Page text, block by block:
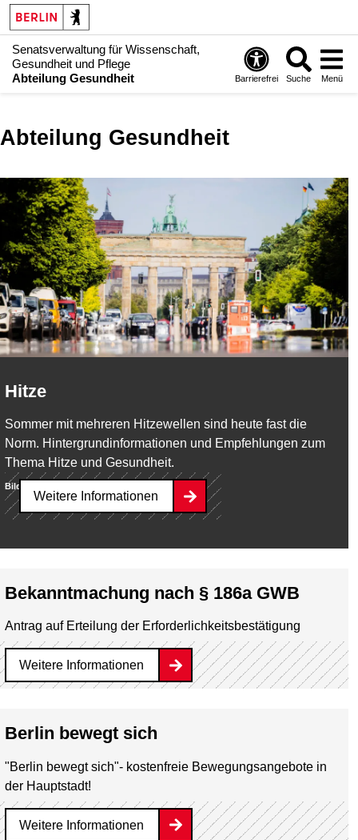
Senatsverwaltung für Wissenschaft,
Gesundheit und Pflege
Abteilung Gesundheit
Barrierefrei Suche Menü
Abteilung Gesundheit
Hitze
Sommer mit mehreren Hitzewellen sind heute fast die
Norm. Hintergrundinformationen und Empfehlungen zum
Thema Hitze und Gesundheit.
Weitere Informationen
Bild:
Bekanntmachung nach § 186a GWB
Antrag auf Erteilung der Erforderlichkeitsbestätigung
Weitere Informationen
Berlin bewegt sich
"Berlin bewegt sich"- kostenfreie Bewegungsangebote in
der Hauptstadt!
Weitere Informationen